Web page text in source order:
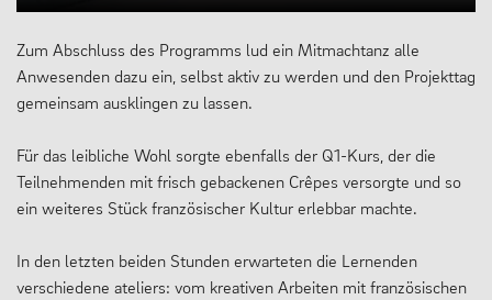
Zum Abschluss des Programms lud ein Mitmachtanz alle
Anwesenden dazu ein, selbst aktiv zu werden und den Projekttag
gemeinsam ausklingen zu lassen.
Für das leibliche Wohl sorgte ebenfalls der Q1-Kurs, der die
Teilnehmenden mit frisch gebackenen Crêpes versorgte und so
ein weiteres Stück französischer Kultur erlebbar machte.
In den letzten beiden Stunden erwarteten die Lernenden
verschiedene ateliers: vom kreativen Arbeiten mit französischen